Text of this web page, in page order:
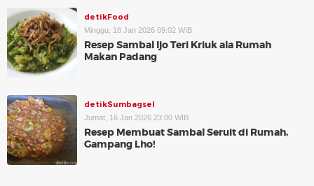
detikFood
Minggu, 18 Jan 2026 09:02 WIB
Resep Sambal Ijo Teri Kriuk ala Rumah
Makan Padang
detikSumbagsel
Jumat, 16 Jan 2026 23:00 WIB
Resep Membuat Sambal Seruit di Rumah,
Gampang Lho!